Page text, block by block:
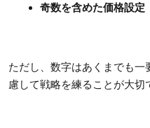
奇数を含めた価格設定
ただし、数字はあくまでも
慮して戦略を練ることが大切